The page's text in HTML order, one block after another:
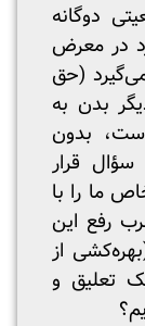
دوگانه
در معرض
(حق
بدن به
بدون
قرار
ما را با
رفع این
از
تعلیق و